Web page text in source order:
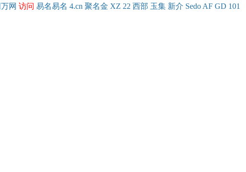
万网 访问 易名易名 4.cn 聚名金 XZ 22 西部 玉集 新介 Sedo AF GD 101